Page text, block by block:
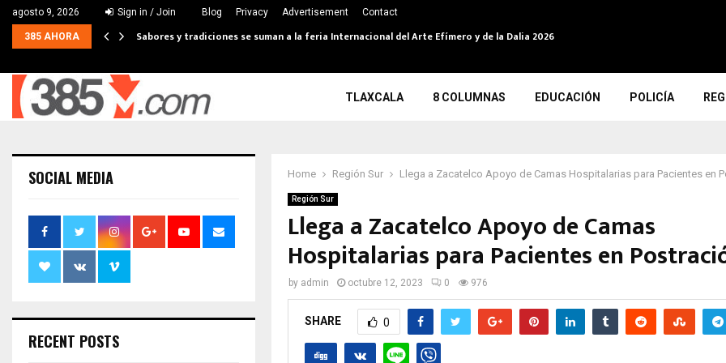
agosto 9, 2026 Sign in / Join Blog Privacy Advertisement Contact
385 AHORA Sabores y tradiciones se suman a la feria Internacional del Arte Efímero y de la Dalia 2026
TLAXCALA 8 COLUMNAS EDUCACIÓN POLICÍA
Home Región Sur Llega a Zacatelco Apoyo de Camas Hospitalarias para Pacientes en
Región Sur
Llega a Zacatelco Apoyo de Camas
Hospitalarias para Pacientes en
by admin octubre 12, 2023 0 976
SHARE 0
SOCIAL MEDIA
RECENT POSTS